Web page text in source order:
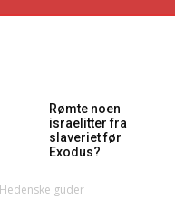
Rømte noen
israelitter fra
slaveriet før
Exodus?
Hedenske guder